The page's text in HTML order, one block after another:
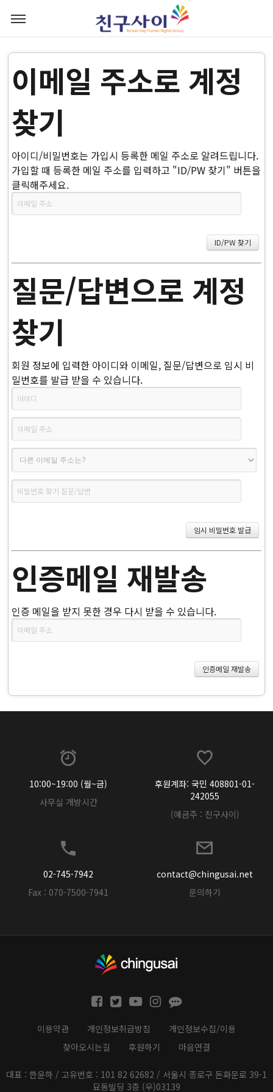
이메일 주소로 계정
찾기
아이디/비밀번호는 가입시 등록한 메일 주소로 알려드립니다.
가입할 때 등록한 메일 주소를 입력하고 "ID/PW 찾기" 버튼을
클릭해주세요.
질문/답변으로 계정
찾기
회원 정보에 입력한 아이디와 이메일, 질문/답변으로 임시 비
밀번호를 발급 받을 수 있습니다.
인증메일 재발송
인증 메일을 받지 못한 경우 다시 받을 수 있습니다.
10:00~19:00 (월~금)
사무실 개방시간
후원계좌: 국민 408801-01-
242055
(예금주 : 친구사이)
02-745-7942
Fax : 070-7500-7941
contact@chingusai.net
문의하기
이용약관 개인정보취급방침
개인정보수집/이용
찾아오시는길
후원하기 마음연결
대표 : 한윤하 / 고유번호 : 101 82 62682 / 서울시 종로구 돈화문로 39-1
묘동빌딩 3층 (우)03139